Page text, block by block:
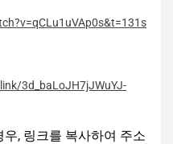
3d_baLoJH7jJWuYJ-
, 링크를 복사하여 주소